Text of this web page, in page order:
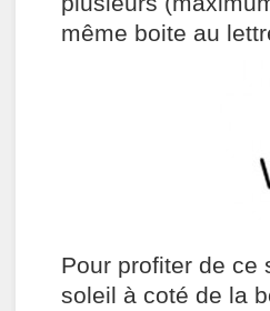
même boite au
Pour profiter de ce
soleil à coté de la